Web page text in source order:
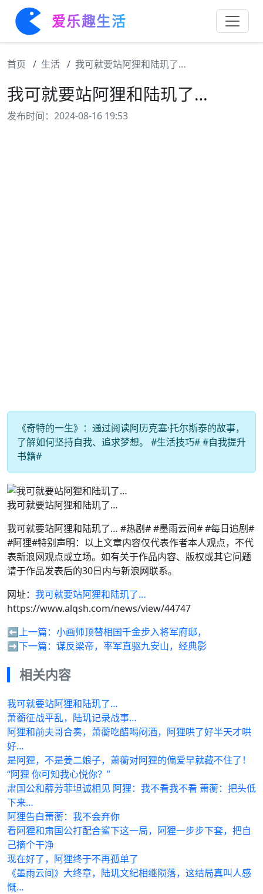
爱乐趣生活
首页 生活 我可就要站阿狸和陆玑了…
我可就要站阿狸和陆玑了…
发布时间：2024-08-16 19:53
《奇特的一生》：通过阅读阿历克塞·托尔斯泰的故事，
了解如何坚持自我、追求梦想。 #生活技巧# #自我提升
书籍#
我可就要站阿狸和陆玑了…
我可就要站阿狸和陆玑了… #热剧# #墨雨云间# #每日追剧#
#阿狸#特别声明：以上文章内容仅代表作者本人观点，不代
表新浪网观点或立场。如有关于作品内容、版权或其它问题
请于作品发表后的30日内与新浪网联系。
网址： 我可就要站阿狸和陆玑了…
https://www.alqsh.com/news/view/44747
⬅️上一篇： 小画师顶替相国千金步入将军府邸，
➡️下一篇： 谋反梁帝，率军直驱九安山，经典影
相关内容
我可就要站阿狸和陆玑了…
萧蘅征战平乱，陆玑记录战事…
阿狸和前夫哥合奏，萧蘅吃醋喝闷酒，阿狸哄了好半天才哄
好…
是阿狸，不是姜二娘子，萧蘅对阿狸的偏爱早就藏不住了！
“阿狸 你可知我心悦你？”
肃国公和薛芳菲坦诚相见 阿狸：我不看我不看 萧蘅：把头低
下来…
阿狸告白萧蘅：我不会弃你
看阿狸和肃国公打配合鲨下这一局，阿狸一步步下套，把自
己摘个干净
现在好了，阿狸终于不再孤单了
《墨雨云间》大终章，陆玑文纪相继陨落，这结局真叫人感
慨…